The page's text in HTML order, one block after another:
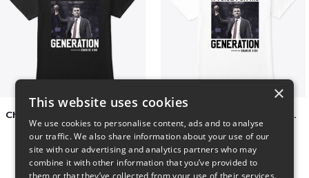
Charlie Kirk A Voice For His Generation
×
This website uses cookies
We use cookies to personalise content, ads and to analyse
our traffic. We also share information about your use of our
site with our advertising and analytics partners who may
combine it with other information that you’ve provided to
them or that they’ve collected from your use of their services.